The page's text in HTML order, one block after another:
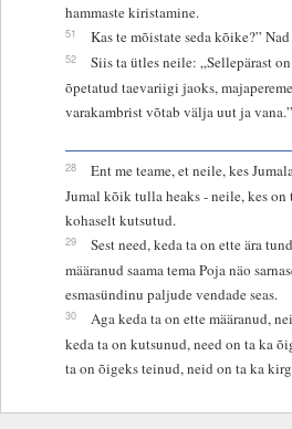
hammaste kiristamine.
51 Kas te mõistate seda kõike?”
52
Siis ta ütles neile: „Sellepärast
õpetatud taevariigi jaoks,
varakambrist võtab välja uut ja vana.”
28
Ent me teame, et neile, kes
Jumal kõik tulla heaks - neile, kes on
kohaselt kutsutud.
29
Sest need, keda ta on ette ära
määranud saama tema Poja näo
esmasündinu paljude vendade seas.
30
Aga keda ta on ette määranud,
keda ta on kutsunud, need on ta ka
ta on õigeks teinud, neid on ta ka